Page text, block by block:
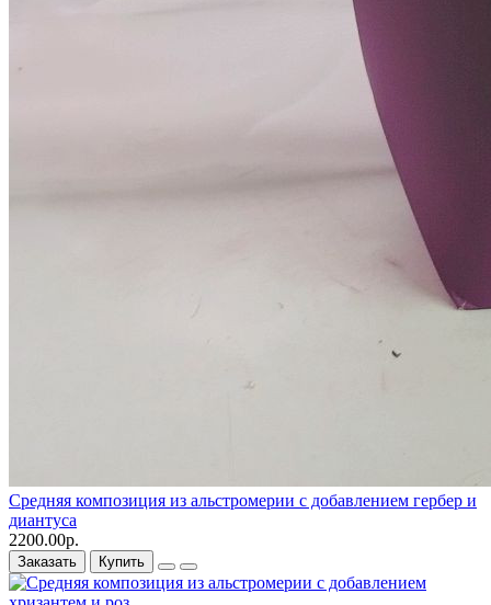
Средняя композиция из альстромерии c добавлением гербер и
диантуса
2200.00р.
Заказать Купить